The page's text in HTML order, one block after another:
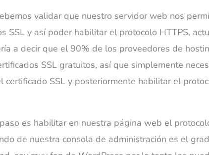
validar que nuestro servidor web nos
SSL y así poder habilitar el protocolo HTTPS,
a decir que el 90% de los proveedores de
SSL gratuitos, así que simplemente
certificado SSL y posteriormente habilitar el
es habilitar en nuestra página web el
de nuestra consola de administración es el